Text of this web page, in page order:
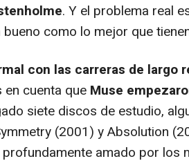
. Y el problema real
como lo mejor que
con las carreras de largo
cuenta que Muse
siete discos de estudio,
(2001) yAbsolution
amado por los